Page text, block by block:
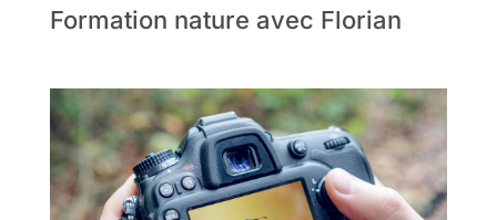
Formation nature avec Florian